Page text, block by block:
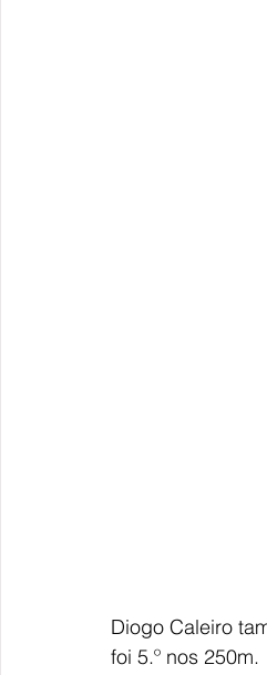
Diogo Caleiro
foi 5.º nos 250m.